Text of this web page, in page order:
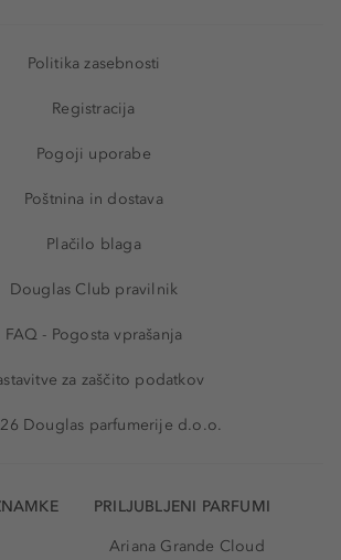
Politika zasebnosti
Registracija
Pogoji uporabe
Poštnina in dostava
Plačilo blaga
Douglas Club pravilnik
FAQ - Pogosta vprašanja
za zaščito podatkov
Douglas parfumerije d.o.o.
PRILJUBLJENI PARFUMI
Ariana Grande Cloud